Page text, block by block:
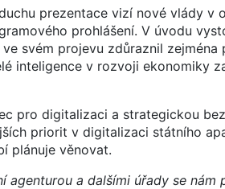
prezentace vizí nové vlády
prohlášení. V úvodu
svém projevu zdůraznil
inteligence v rozvoji ekonomiky
pro digitalizaci a strategickou
priorit v digitalizaci státního
plánuje věnovat.
agenturou a dalšími úřady se